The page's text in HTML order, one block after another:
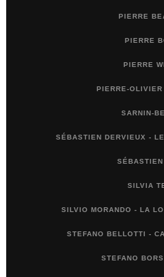
PIERRE
PIERRE
PIERRE
PIERRE-OLIVIER
SARNIN-
SÉBASTIEN DERVIEUX -
SÉBASTIEN
SILVIA
SILVIO MORANDO - LA
STEFANO BELLOTTI -
STEFANO